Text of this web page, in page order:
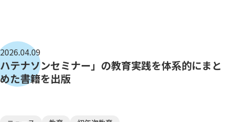
2026.04.09
ハテナソンセミナー」の教育実践を体系的にまと
めた書籍を出版